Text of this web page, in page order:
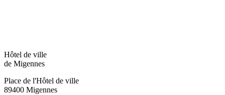
Hôtel de ville
de Migennes
Place de l'Hôtel de ville
89400 Migennes